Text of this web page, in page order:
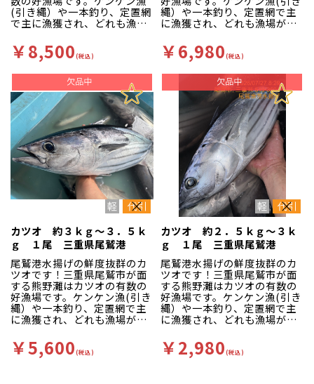
(引き縄）や一本釣り、定置網
で主に漁獲され、どれも漁場
状態で水揚げされます。赤身
主体の魚が多く、色味が良い
の大判サイズは別格で、濃い
赤身でモチモチ食感が素晴ら
しいです。
￥8,500(税込)
縄）や一本釣り、定置網で主
に漁獲され、どれも漁場が近
で水揚げされます。赤身主体
の魚が多く、色味が良いのが
￥6,980(税込)
カツオ 約３ｋｇ～３．５ｋ
ｇ １尾 三重県尾鷲港
尾鷲港水揚げの鮮度抜群のカ
ツオです！三重県尾鷲市が面
する熊野灘はカツオの有数の
好漁場です。ケンケン漁(引き
縄）や一本釣り、定置網で主
に漁獲され、どれも漁場が近
で水揚げされます。赤身主体
の魚が多く、色味が良いのが
￥5,600(税込)
カツオ 約２．５ｋｇ～３ｋ
ｇ １尾 三重県尾鷲港
尾鷲港水揚げの鮮度抜群のカ
ツオです！三重県尾鷲市が面
する熊野灘はカツオの有数の
好漁場です。ケンケン漁(引き
縄）や一本釣り、定置網で主
に漁獲され、どれも漁場が近
で水揚げされます。赤身主体
の魚が多く、色味が良いのが
￥2,980(税込)